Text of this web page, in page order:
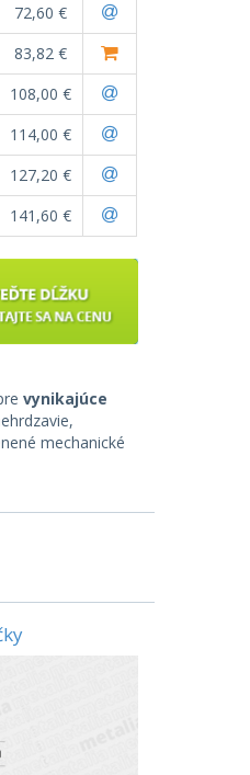
72,60 €
83,82 €
108,00 €
114,00 €
127,20 €
141,60 €
vynikajúce
mechanické